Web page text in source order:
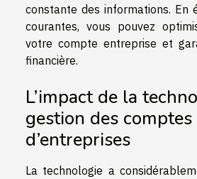
constante des informations. En
courantes, vous pouvez
votre compte entreprise et
financière.
L’impact de la
gestion des comptes
d’entreprises
La technologie a